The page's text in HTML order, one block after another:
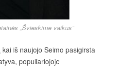
„Švieskime vaikus”
kai iš naujojo Seimo pasigirsta
populiariojoje